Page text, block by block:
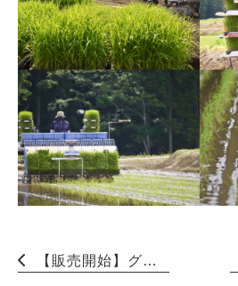
【販売開始】グリーンアスパラガス